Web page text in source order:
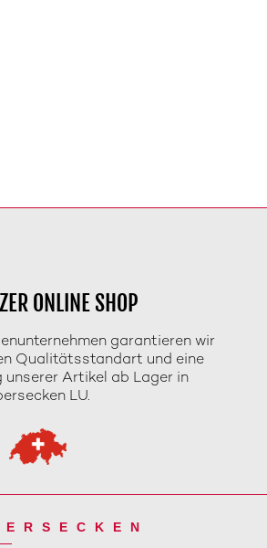
ONLINE SHOP
garantieren wir
Qualitätsstandart und eine
unserer Artikel ab Lager in
LU.